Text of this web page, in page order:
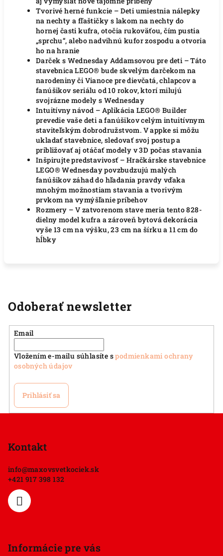
Tvorivé herné funkcie – Deti umiestnia nálepky
na nechty a fľaštičky s lakom na nechty do
hornej časti kufra, otočia rukoväťou, čím pustia
„sprchu“, alebo nadvihnú kufor zospodu a otvoria
ho na hranie
Darček s Wednesday Addamsovou pre deti – Táto
stavebnica LEGO® bude skvelým darčekom na
narodeniny či Vianoce pre dievčatá, chlapcov a
fanúšikov seriálu od 10 rokov, ktorí milujú
svojrázne modely s Wednesday
Intuitívny návod – Aplikácia LEGO® Builder
prevedie vaše deti a fanúšikov celým intuitívnym
staviteľským dobrodružstvom. V appke si môžu
ukladať stavebnice, sledovať svoj postup a
približovať aj otáčať modely v 3D počas stavania
Inšpirujte predstavivosť – Hračkárske stavebnice
LEGO® Wednesday povzbudzujú malých
fanúšikov záhad do hľadania pravdy vďaka
mnohým možnostiam stavania a tvorivým
prvkom na vymýšľanie príbehov
Rozmery – V zatvorenom stave meria tento 828-
dielny model kufra a zároveň bytová dekorácia
vyše 13 cm na výšku, 23 cm na šírku a 11 cm do
hĺbky
Odoberať newsletter
Email
Vložením e-mailu súhlasíte spodmienkami ochrany
osobných údajov
Prihlásiť sa
Kontakt
info@maxovsvetkociek.sk
+421 917 398 132
Informácie pre vás